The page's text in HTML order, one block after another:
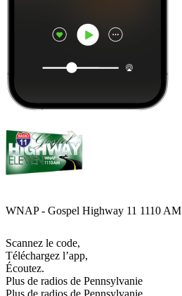
WNAP - Gospel Highway 11 1110 AM
Scannez le code,
Téléchargez l’app,
Écoutez.
Plus de radios de Pennsylvanie
Plus de radios de Pennsylvanie